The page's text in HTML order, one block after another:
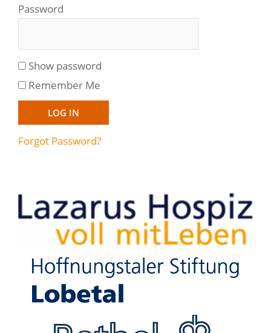
Password
Show password
Remember Me
Forgot Password?